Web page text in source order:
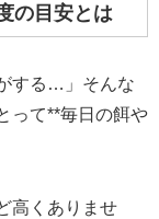
の目安とは
する…」そんな
って**毎日の餌や
高くありませ